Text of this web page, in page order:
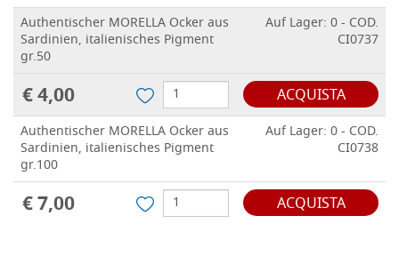
Authentischer MORELLA Ocker aus
Sardinien, italienisches Pigment
gr.50
Auf Lager: 0 - COD.
CI0737
€ 4,00 ACQUISTA
Authentischer MORELLA Ocker aus
Sardinien, italienisches Pigment
gr.100
Auf Lager: 0 - COD.
CI0738
€ 7,00 ACQUISTA